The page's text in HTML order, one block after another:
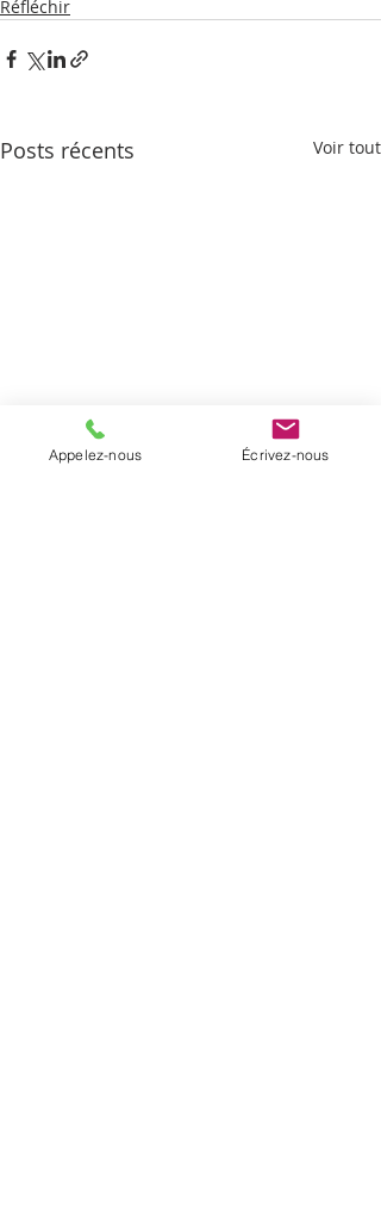
Réfléchir
Posts récents Voir tout
Appelez-nous Écrivez-nous